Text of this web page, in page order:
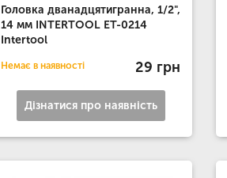
Головка дванадцятигранна, 1/2",
14 мм INTERTOOL ET-0214
Intertool
Немає в наявності 29 грн
Дізнатися про наявність